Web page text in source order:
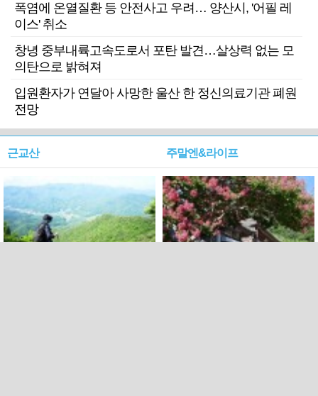
폭염에 온열질환 등 안전사고 우려… 양산시, '어필 레
이스' 취소
창녕 중부내륙고속도로서 포탄 발견…살상력 없는 모
의탄으로 밝혀져
입원환자가 연달아 사망한 울산 한 정신의료기관 폐원
전망
근교산 주말엔&라이프